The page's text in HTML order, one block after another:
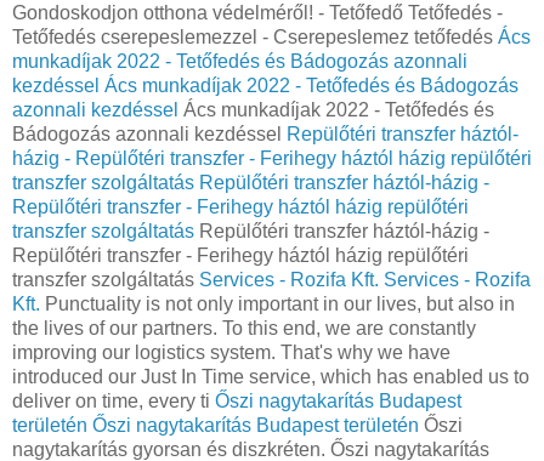
Gondoskodjon otthona védelméről! - Tetőfedő Tetőfedés -
Tetőfedés cserepeslemezzel - Cserepeslemez tetőfedés Ács
munkadíjak 2022 - Tetőfedés és Bádogozás azonnali
kezdéssel Ács munkadíjak 2022 - Tetőfedés és Bádogozás
azonnali kezdéssel Ács munkadíjak 2022 - Tetőfedés és
Bádogozás azonnali kezdéssel Repülőtéri transzfer háztól-
házig - Repülőtéri transzfer - Ferihegy háztól házig repülőtéri
transzfer szolgáltatás Repülőtéri transzfer háztól-házig -
Repülőtéri transzfer - Ferihegy háztól házig repülőtéri
transzfer szolgáltatás Repülőtéri transzfer háztól-házig -
Repülőtéri transzfer - Ferihegy háztól házig repülőtéri
transzfer szolgáltatás Services - Rozifa Kft. Services - Rozifa
Kft. Punctuality is not only important in our lives, but also in
the lives of our partners. To this end, we are constantly
improving our logistics system. That's why we have
introduced our Just In Time service, which has enabled us to
deliver on time, every ti Őszi nagytakarítás Budapest
területén Őszi nagytakarítás Budapest területén Őszi
nagytakarítás gyorsan és diszkréten. Őszi nagytakarítás